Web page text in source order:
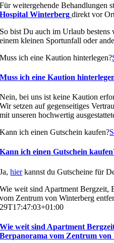
Für weitergehende Behandlungen
Hospital Winterberg direkt vor
So bist Du auch im Urlaub
einem kleinen Sportunfall oder
Muss ich eine Kaution hinterlegen?
Muss ich eine Kaution
Nein, bei uns ist keine Kaution
Wir setzen auf gegenseitiges
mit unseren hochwertig
Kann ich einen Gutschein kaufen?
Kann ich einen Gutschein
Ja,hierkannst du Gutscheine für
Wie weit sind Apartment Bergzeit,
vom Zentrum von Winterberg
29T17:47:03+01:00
Wie weit sind Apartment
Berpanorama vom Zentrum